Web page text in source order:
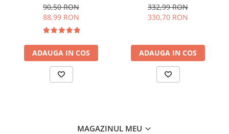
90,50 RON
88,99 RON
ADAUGA IN COS
332,99 RON
330,70 RON
ADAUGA IN COS
MAGAZINUL MEU